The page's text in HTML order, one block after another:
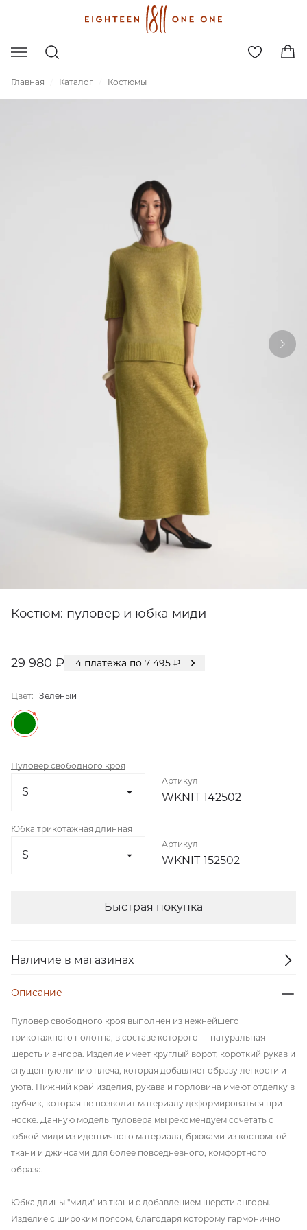
Главная Каталог Костюмы
Костюм: пуловер и юбка миди
29 980 ₽ 4 платежа по 7 495 ₽
Цвет: Зеленый
Пуловер свободного кроя
Артикул
WKNIT-142502
Юбка трикотажная длинная
Артикул
WKNIT-152502
Быстрая покупка
Наличие в магазинах
Описание
Пуловер свободного кроя выполнен из нежнейшего
трикотажного полотна, в составе которого — натуральная
шерсть и ангора. Изделие имеет круглый ворот, короткий рукав и
спущенную линию плеча, которая добавляет образу легкости и
уюта. Нижний край изделия, рукава и горловина имеют отделку в
рубчик, которая не позволит материалу деформироваться при
носке. Данную модель пуловера мы рекомендуем сочетать с
юбкой миди из идентичного материала, брюками из костюмной
ткани и джинсами для более повседневного, комфортного
образа.
Юбка длины "миди" из ткани с добавлением шерсти ангоры.
Изделие с широким поясом, благодаря которому гармонично